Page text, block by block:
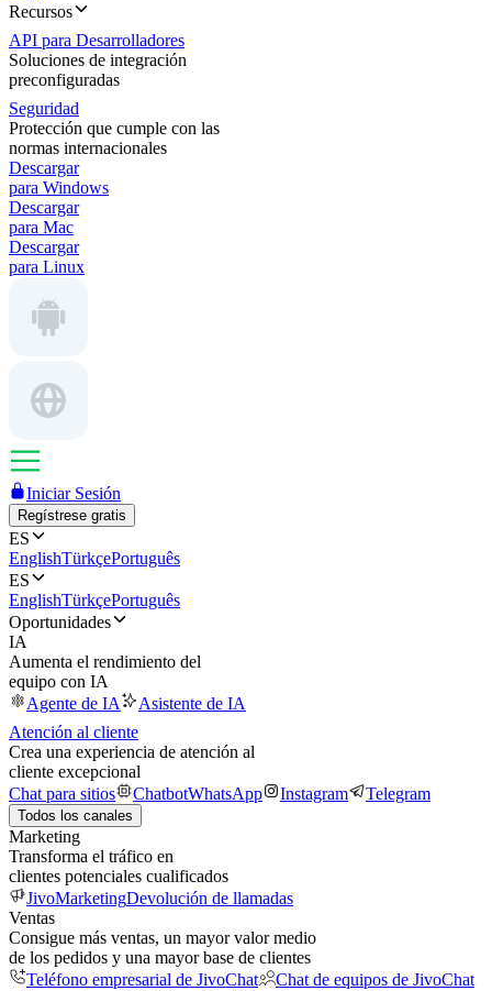
Recursos
API para Desarrolladores
Soluciones de integración
preconfiguradas
Seguridad
Protección que cumple con las
normas internacionales
Descargar
para Windows
Descargar
para Mac
Descargar
para Linux
Iniciar Sesión
Regístrese gratis
ES
EnglishTürkçePortuguês
ES
EnglishTürkçePortuguês
Oportunidades
IA
Aumenta el rendimiento del
equipo con IA
Agente de IA
Asistente de IA
Atención al cliente
Crea una experiencia de atención al
cliente excepcional
Chat para sitios
ChatbotWhatsApp Instagram Telegram
Todos los canales
Marketing
Transforma el tráfico en
clientes potenciales cualificados
JivoMarketingDevolución de llamadas
Ventas
Consigue más ventas, un mayor valor medio
de los pedidos y una mayor base de clientes
Teléfono empresarial de JivoChat
Chat de equipos de JivoChat